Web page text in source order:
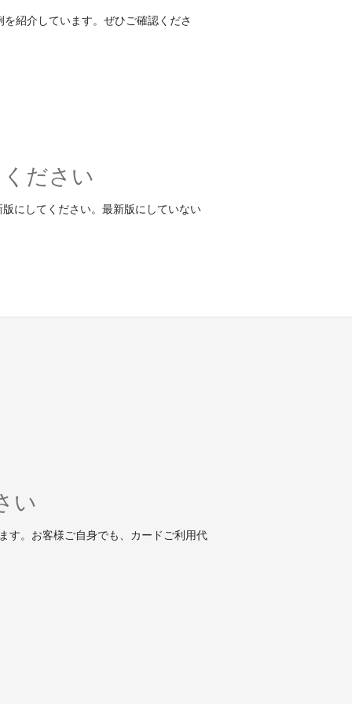
紹介しています。ぜひご確認くださ
ださい
にしてください。最新版にしていない
い
す。お客様ご自身でも、カードご利用代